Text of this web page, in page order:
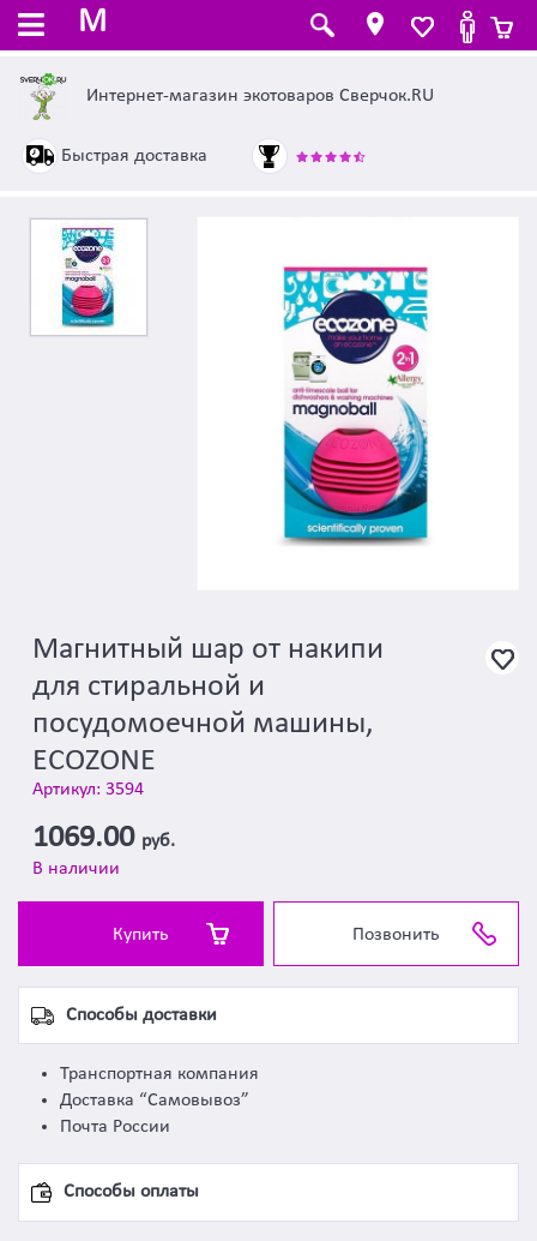
M
Интернет-магазин экотоваров Сверчок.RU
Быстрая доставка
Магнитный шар от накипи
для стиральной и
посудомоечной машины,
ECOZONE
Артикул: 3594
1069.00 руб.
В наличии
Купить Позвонить
Способы доставки
Транспортная компания
Доставка “Самовывоз”
Почта России
Способы оплаты